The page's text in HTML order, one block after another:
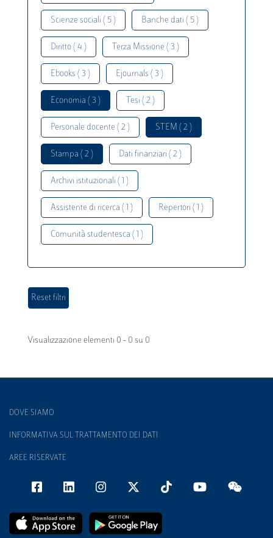
Scienze sociali ( 5 ) Banche dati ( 5 )
Diritto ( 4 ) Terza Missione ( 3 )
Ebooks ( 3 ) Ejournals ( 3 )
Economia ( 3 ) Tesi ( 2 )
Personale docente ( 2 ) STEM ( 2 )
Stampa ( 2 ) Dati finanziari ( 2 )
Archivi istituzionali ( 1 )
Assistente di ricerca ( 1 ) Repertori ( 1 )
Comunità studentesca ( 1 )
Visualizzazione elementi 0 - 0 su 0
DOVE SIAMO
INFORMATIVA SUL TRATTAMENTO DEI DATI
AREE RISERVATE